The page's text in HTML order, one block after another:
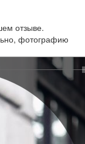
отзыве.
фотографию